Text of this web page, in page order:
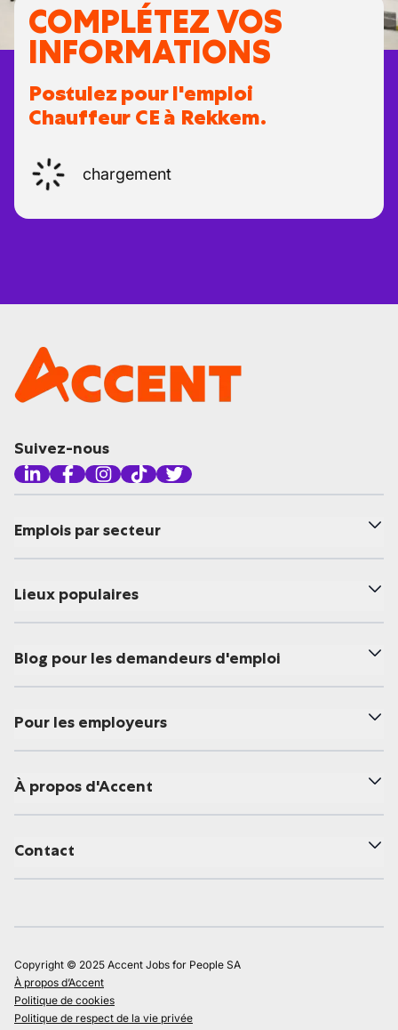
COMPLÉTEZ VOS
INFORMATIONS
Postulez pour l'emploi
Chauffeur CE à Rekkem.
chargement
Suivez-nous
Emplois par secteur
Lieux populaires
Blog pour les demandeurs d'emploi
Pour les employeurs
À propos d'Accent
Contact
Copyright © 2025 Accent Jobs for People SA
À propos d’Accent
Politique de cookies
Politique de respect de la vie privée